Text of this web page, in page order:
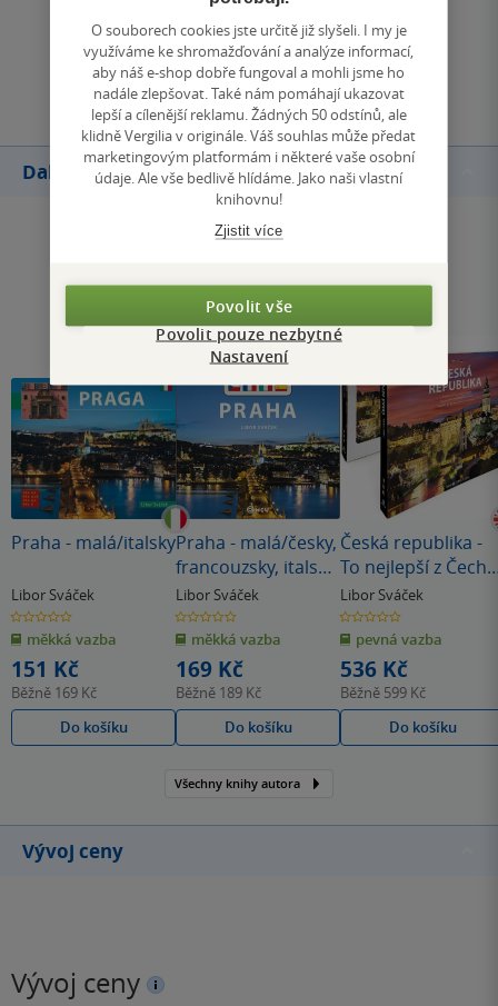
Zobrazit všechna hodnocení
Přidat hodnocení
Další knihy autora
Praha - malá/italsky
Libor Sváček
0.0
z
5
hvězdiček
měkká vazba
151 Kč
Běžně 169 Kč
Do košíku
Praha - malá/česky,
francouzsky, italsky,
španělsky
Libor Sváček
0.0
z
5
hvězdiček
měkká vazba
169 Kč
Běžně 189 Kč
Do košíku
Česká republika -
To nejlepší z Čech,
Moravy a Slezska
Libor Sváček
0.0
z
5
hvězdiček
pevná vazba
536 Kč
Běžně 599 Kč
Do košíku
Všechny knihy autora
Vývoj ceny
Vývoj ceny
O souborech cookies jste určitě již slyšeli. I my je
využíváme ke shromažďování a analýze informací,
aby náš e-shop dobře fungoval a mohli jsme ho
nadále zlepšovat. Také nám pomáhají ukazovat
lepší a cílenější reklamu. Žádných 50 odstínů, ale
klidně Vergilia v originále. Váš souhlas může předat
marketingovým platformám i některé vaše osobní
údaje. Ale vše bedlivě hlídáme. Jako naši vlastní
knihovnu!
Zjistit více
Povolit vše
Povolit pouze nezbytné
Nastavení